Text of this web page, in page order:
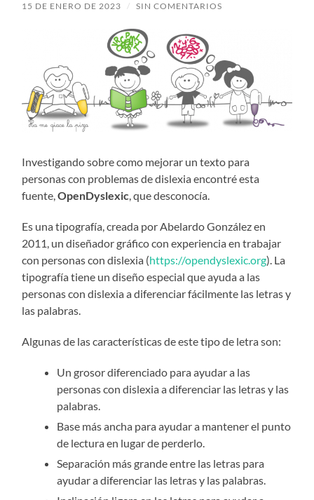
15 DE ENERO DE 2023 / SIN COMENTARIOS
Investigando sobre como mejorar un texto para
personas con problemas de dislexia encontré esta
fuente,OpenDyslexic , que desconocía.
Es una tipografía, creada por Abelardo González en
2011, un diseñador gráfico con experiencia en trabajar
con personas con dislexia (https://opendyslexic.org). La
tipografía tiene un diseño especial que ayuda a las
personas con dislexia a diferenciar fácilmente las letras y
las palabras.
Algunas de las características de este tipo de letra son:
Un grosor diferenciado para ayudar a las
personas con dislexia a diferenciar las letras y las
palabras.
Base más ancha para ayudar a mantener el punto
de lectura en lugar de perderlo.
Separación más grande entre las letras para
ayudar a diferenciar las letras y las palabras.